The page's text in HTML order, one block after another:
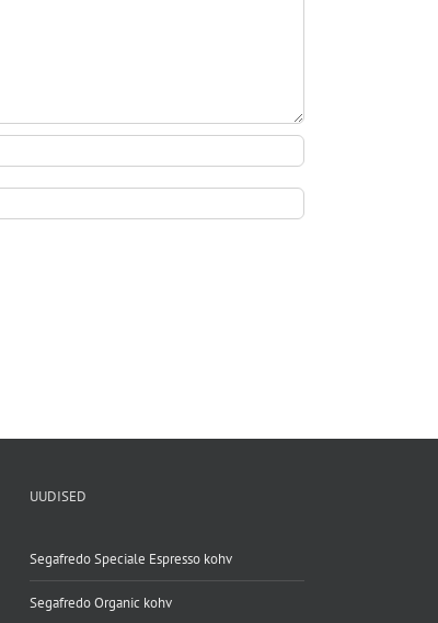
UUDISED
Segafredo Speciale Espresso kohv
Segafredo Organic kohv